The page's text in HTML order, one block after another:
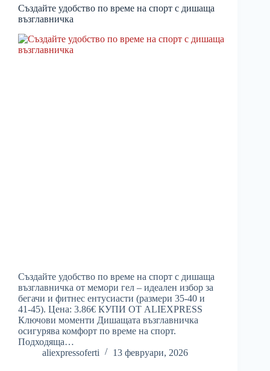
Създайте удобство по време на спорт с дишаща
възглавничка
Създайте удобство по време на спорт с дишаща
възглавничка от мемори гел – идеален избор за
бегачи и фитнес ентусиасти (размери 35-40 и
41-45). Цена: 3.86€ КУПИ ОТ ALIEXPRESS
Ключови моменти Дишащата възглавничка
осигурява комфорт по време на спорт.
Подходяща…
aliexpressoferti
13 февруари, 2026